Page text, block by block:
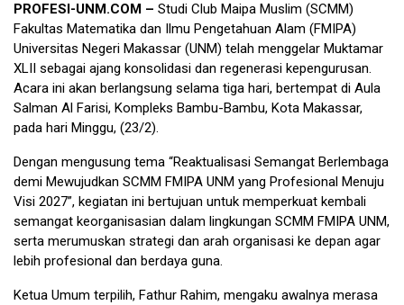
PROFESI-UNM.COM – Studi Club Maipa Muslim (SCMM)
Fakultas Matematika dan Ilmu Pengetahuan Alam (FMIPA)
Universitas Negeri Makassar (UNM) telah menggelar Muktamar
XLII sebagai ajang konsolidasi dan regenerasi kepengurusan.
Acara ini akan berlangsung selama tiga hari, bertempat di Aula
Salman Al Farisi, Kompleks Bambu-Bambu, Kota Makassar,
pada hari Minggu, (23/2).
Dengan mengusung tema “Reaktualisasi Semangat Berlembaga
demi Mewujudkan SCMM FMIPA UNM yang Profesional Menuju
Visi 2027”, kegiatan ini bertujuan untuk memperkuat kembali
semangat keorganisasian dalam lingkungan SCMM FMIPA UNM,
serta merumuskan strategi dan arah organisasi ke depan agar
lebih profesional dan berdaya guna.
Ketua Umum terpilih, Fathur Rahim, mengaku awalnya merasa